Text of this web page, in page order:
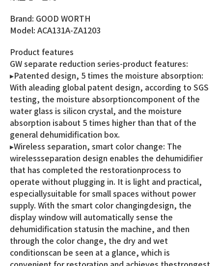
Brand: GOOD WORTH
Model: ACA131A-ZA1203
Product features
GW separate reduction series-product features:
▸Patented design, 5 times the moisture absorption:
With aleading global patent design, according to SGS
testing, the moisture absorptioncomponent of the
water glass is silicon crystal, and the moisture
absorption isabout 5 times higher than that of the
general dehumidification box.
▸Wireless separation, smart color change: The
wirelessseparation design enables the dehumidifier
that has completed the restorationprocess to
operate without plugging in. It is light and practical,
especiallysuitable for small spaces without power
supply. With the smart color changingdesign, the
display window will automatically sense the
dehumidification statusin the machine, and then
through the color change, the dry and wet
conditionscan be seen at a glance, which is